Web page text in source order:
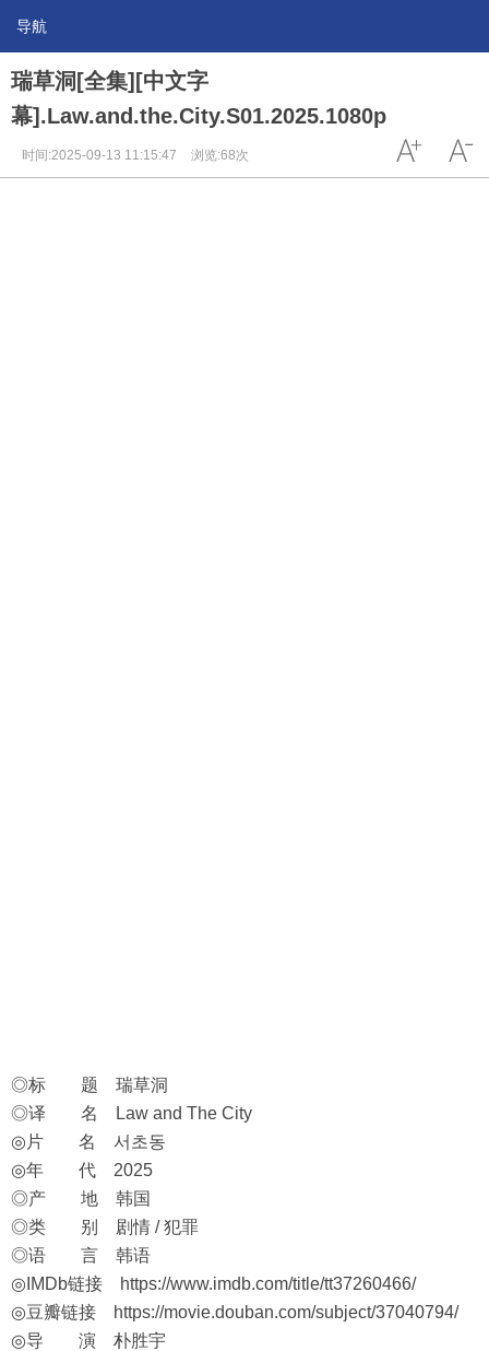
导航
瑞草洞[全集][中文字
幕].Law.and.the.City.S01.2025.1080p
时间:2025-09-13 11:15:47 浏览:68次
◎标 题 瑞草洞
◎译 名 Law and The City
◎片 名 서초동
◎年 代 2025
◎产 地 韩国
◎类 别 剧情 / 犯罪
◎语 言 韩语
◎IMDb链接
https://www.imdb.com/title/tt37260466/
◎豆瓣链接
https://movie.douban.com/subject/37040794/
◎导 演 朴胜宇